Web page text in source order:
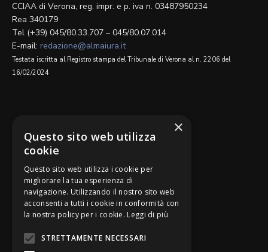
CCIAA di Verona, reg. impr. e p. iva n. 03487950234
Rea 340179
Tel (+39) 045/80.33.707 – 045/80.07.014
E-mail: redazione@almaiura.it
Testata iscritta al Registro stampa del Tribunale di Verona al n. 2206 del
16/02/2024
Be Bankers è ideato da
×
Questo sito web utilizza
cookie
Questo sito web utilizza i cookie per
migliorare la tua esperienza di
navigazione. Utilizzando il nostro sito web
acconsenti a tutti i cookie in conformità con
la nostra policy per i cookie. Leggi di più
STRETTAMENTE NECESSARI